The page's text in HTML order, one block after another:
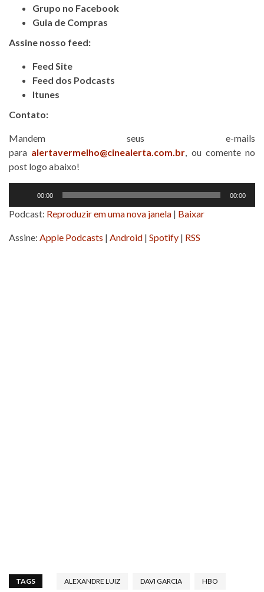
Grupo no Facebook
Guia de Compras
Assine nosso feed:
Feed Site
Feed dos Podcasts
Itunes
Contato:
Mandem seus e-mails
para alertavermelho@cinealerta.com.br , ou comente no
post logo abaixo!
áudio
00:00 00:00
Podcast: Reproduzir em uma nova janela | Baixar
Assine: Apple Podcasts | Android | Spotify | RSS
TAGS ALEXANDRE LUIZ DAVI GARCIA HBO